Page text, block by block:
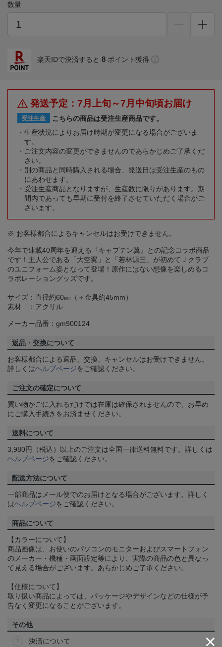
数量
楽天IDで決済すると 8 ポイント獲得
発送予定：7月上旬～7月中旬頃お届け
受注生産
こちらの商品は受注生産商品です。
生産状況によりお届け時期が変更になる場合がございま
す。
ご注文内容の変更ができませんのであらかじめご了承くだ
さい。
別の商品と同時購入される場合、発送日は受注生産のもの
にあわせます。
受注生産商品となりますが、生産数に限りがあります。期
間内であっても早期に受付を終了させていただく場合がご
ざいます。
※ お客様都合によるキャンセルはお受けできません。
今年で連載40周年を迎える『キャプテン翼』との記念コラボ商品
です！主人公である「大空翼」と「若林源三」が初めてＪクラブ
のユニフォーム姿となって登場！原作にはない想像を楽しめるコ
ラボレーショングッズです。
サイズ：直径約60㎜（＋金具約45mm）
素材 ：アクリル
メーカー品番：gm900124
返品・交換について
お客様都合による返品、交換、キャンセルはお受けできません。
詳しくはヘルプページをご確認ください。
ご注文の確定について
買い物かごに入れるだけでは在庫は確保されませんので、お早め
にご購入手続きをお済ませください。
送料について
3,980円（税込）以上のご注文は全国一律送料無料です。詳しくは
ヘルプページをご確認ください。
配送方法について
一部商品はメール便でのお届けとなる場合がございます。詳しく
はヘルプページをご確認ください。
商品について
【カラーについて】
商品画像は、お使いのパソコンのモニターおよびスマートフォン
のメーカー・機種・画面設定等により、実際の商品の色と異なっ
て見える場合がございます。あらかじめご了承ください。
【仕様について】
取り扱い商品によっては、パッケージやデザインなどの仕様が予
告なく変更になることがございます。
その他
決済について